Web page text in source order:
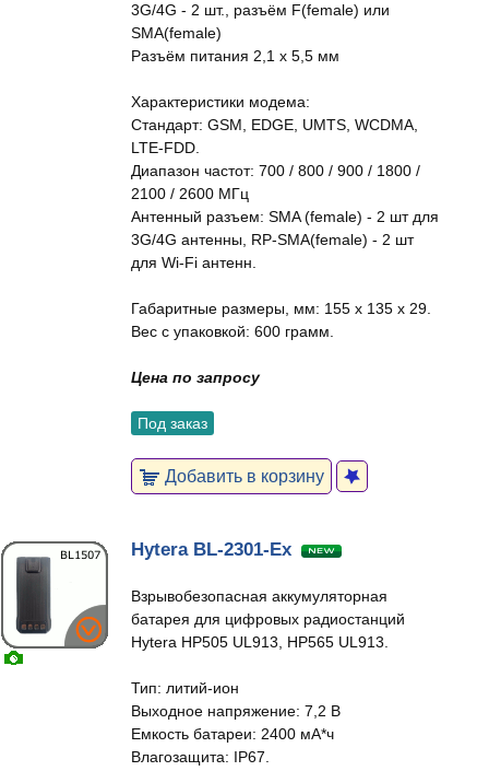
3G/4G - 2 шт., разъём F(female) или
SMA(female)
Разъём питания 2,1 х 5,5 мм
Характеристики модема:
Стандарт: GSM, EDGE, UMTS, WCDMA,
LTE-FDD.
Диапазон частот: 700 / 800 / 900 / 1800 /
2100 / 2600 МГц
Антенный разъем: SMA (female) - 2 шт для
3G/4G антенны, RP-SMA(female) - 2 шт
для Wi-Fi антенн.
Габаритные размеры, мм: 155 x 135 x 29.
Вес с упаковкой: 600 грамм.
Цена по запросу
Под заказ
Добавить в корзину
Hytera BL-2301-Ex
Взрывобезопасная аккумуляторная
батарея для цифровых радиостанций
Hytera HP505 UL913, HP565 UL913.
Тип: литий-ион
Выходное напряжение: 7,2 В
Емкость батареи: 2400 мА*ч
Влагозащита: IP67.